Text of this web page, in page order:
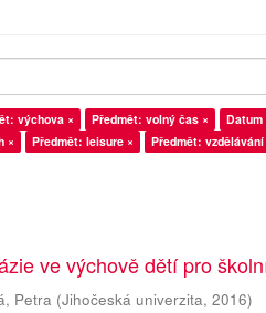
výchova × Předmět: volný čas × Datum
× Předmět: leisure × Předmět: vzdělávání
ve výchově dětí pro
Petra (Jihočeská univerzita,2016)